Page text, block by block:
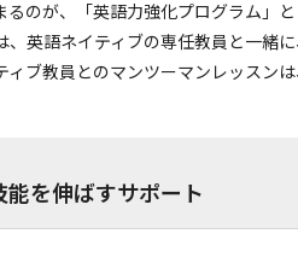
のが、「英語力強化プログラム」
、英語ネイティブの専任教員と一緒
ブ教員とのマンツーマンレッスンは
を伸ばすサポート